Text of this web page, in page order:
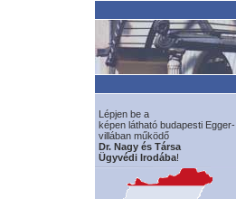
Lépjen be a
képen látható budapesti Egger-
villában működő
Dr. Nagy és Társa
Ügyvédi Irodába!